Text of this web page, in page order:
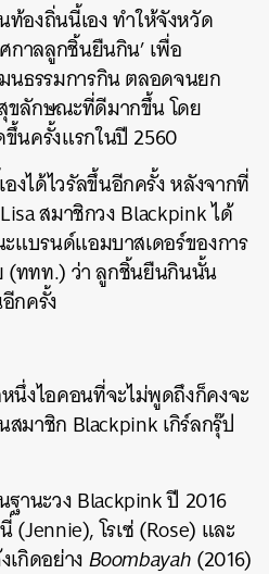
องถิ่นนี้เอง ทำให้จังหวัด
กาลลูกชิ้นยืนกิน’ เพื่อ
นธรรมการกิน ตลอดจนยก
ลักษณะที่ดีมากขึ้น โดย
นครั้งแรกในปี 2560
งได้ไวรัลขึ้นอีกครั้ง หลังจากที่
สมาชิกวง Blackpink ได้
แบรนด์แอมบาสเดอร์ของการ
(ททท.) ว่า ลูกชิ้นยืนกินนั้น
กครั้ง
นึ่งไอคอนที่จะไม่พูดถึงก็คงจะ
สมาชิก Blackpink เกิร์ลกรุ๊ป
านะวง Blackpink ปี 2016
(Jennie), โรเซ่ (Rose) และ
กิดอย่างBoombayah(2016)